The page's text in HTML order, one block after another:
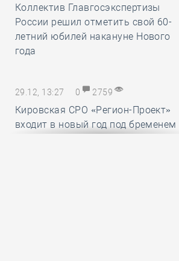
Коллектив Главгосэкспертизы
России решил отметить свой 60-
летний юбилей накануне Нового
года
29.12, 13:27 0 2759
Кировская СРО «Регион-Проект»
входит в новый год под бременем